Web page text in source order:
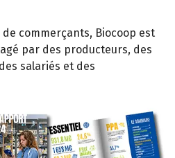
de commerçants, Biocoop est
par des producteurs, des
salariés et des